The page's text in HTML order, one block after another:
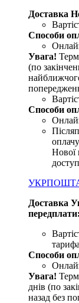
Способи
Увага!
(по
Способи
Нової
Доставка
передплати:
Способи
Увага!
днів (по
назад без